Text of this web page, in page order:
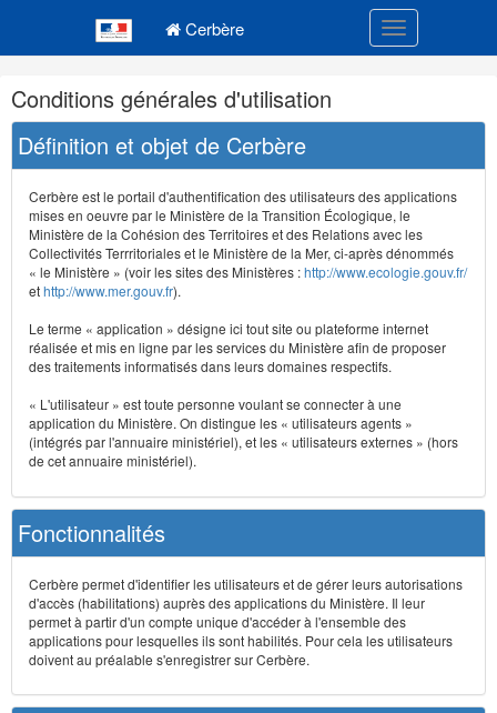
Cerbère Toggle
Navigation
et
outils
annexes
Conditions générales d'utilisation
Définition et objet de Cerbère
Cerbère est le portail d'authentification des utilisateurs des applications
mises en oeuvre par le Ministère de la Transition Écologique, le
Ministère de la Cohésion des Territoires et des Relations avec les
Collectivités Terrritoriales et le Ministère de la Mer, ci-après dénommés
« le Ministère » (voir les sites des Ministères :http://www.ecologie.gouv.fr/
ethttp://www.mer.gouv.fr).
Le terme « application » désigne ici tout site ou plateforme internet
réalisée et mis en ligne par les services du Ministère afin de proposer
des traitements informatisés dans leurs domaines respectifs.
« L'utilisateur » est toute personne voulant se connecter à une
application du Ministère. On distingue les « utilisateurs agents »
(intégrés par l'annuaire ministériel), et les « utilisateurs externes » (hors
de cet annuaire ministériel).
Fonctionnalités
Cerbère permet d'identifier les utilisateurs et de gérer leurs autorisations
d'accès (habilitations) auprès des applications du Ministère. Il leur
permet à partir d'un compte unique d'accéder à l'ensemble des
applications pour lesquelles ils sont habilités. Pour cela les utilisateurs
doivent au préalable s'enregistrer sur Cerbère.